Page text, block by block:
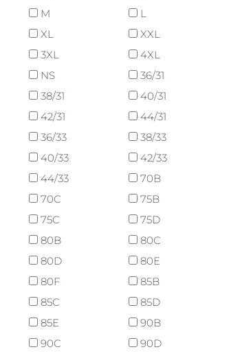
M
L
XL
XXL
3XL
4XL
NS
36/31
38/31
40/31
42/31
44/31
36/33
38/33
40/33
42/33
44/33
70B
70C
75B
75C
75D
80B
80C
80D
80E
80F
85B
85C
85D
85E
90B
90C
90D